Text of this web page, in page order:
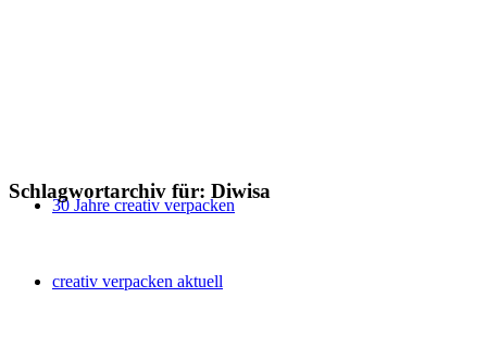
30 Jahre creativ verpacken
creativ verpacken aktuell
Schlagwortarchiv für: Diwisa